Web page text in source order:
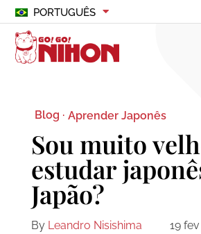
PORTUGUÊS
Blog · Aprender Japonês
Sou muito
estudar
Japão?
By Leandro Nisishima
19